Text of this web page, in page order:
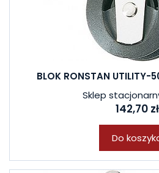
BLOK RONSTAN UTILITY-
Sklep
142,70 zł
Do